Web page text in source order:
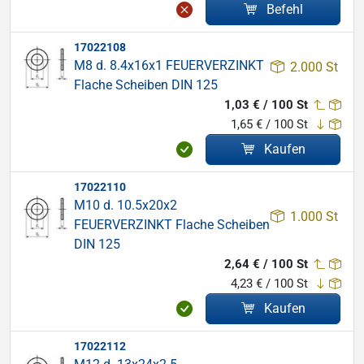
Befehl
17022108
M8 d. 8.4x16x1 FEUERVERZINKT
Flache Scheiben DIN 125
2.000 St
1,03 € / 100 St
1,65 € / 100 St
Kaufen
17022110
M10 d. 10.5x20x2
FEUERVERZINKT Flache Scheiben
DIN 125
1.000 St
2,64 € / 100 St
4,23 € / 100 St
Kaufen
17022112